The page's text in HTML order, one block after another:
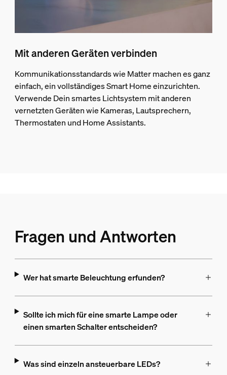
Mit anderen Geräten verbinden
Kommunikationsstandards wie Matter machen es ganz
einfach, ein vollständiges Smart Home einzurichten.
Verwende Dein smartes Lichtsystem mit anderen
vernetzten Geräten wie Kameras, Lautsprechern,
Thermostaten und Home Assistants.
Fragen und Antworten
Wer hat smarte Beleuchtung erfunden?
Sollte ich mich für eine smarte Lampe oder
einen smarten Schalter entscheiden?
Was sind einzeln ansteuerbare LEDs?